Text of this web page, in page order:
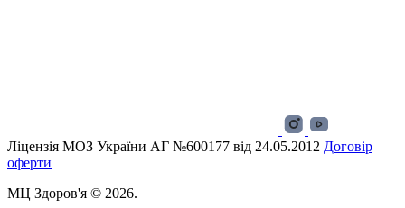
Ліцензія МОЗ України АГ №600177 від 24.05.2012 Договір
оферти
МЦ Здоров'я © 2026.